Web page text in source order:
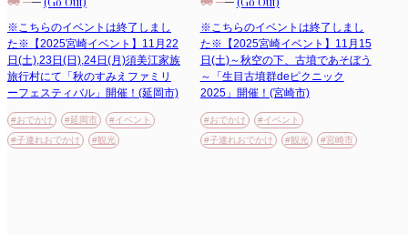
※こちらのイベントは終了しまし
た※【2025宮崎イベント】11月22
日(土),23日(日),24日(月)須美江家族
旅行村にて「秋のすみえファミリ
ーフェスティバル」開催！(延岡市)
#おでかけ #延岡市
#イベント
#子連れおでかけ
#観光
※こちらのイベントは終了しまし
た※【2025宮崎イベント】11月15
日(土)～秋空の下、古墳であそぼう
～「生目古墳群deピクニック
2025」開催！(宮崎市)
#おでかけ
#イベント
#子連れおでかけ
#観光 #宮崎市